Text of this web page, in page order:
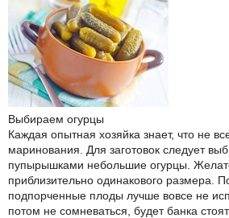
Выбираем огурцы
Каждая опытная хозяйка знает, что не
маринования. Для заготовок следует
пупырышками небольшие огурцы.
приблизительно одинакового размера.
подпорченные плоды лучше вовсе не
потом не сомневаться, будет банка